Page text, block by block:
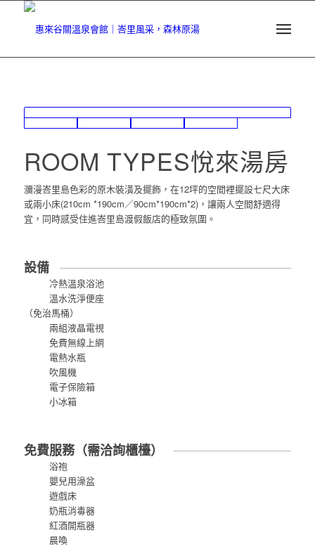
ROOM TYPES悅來湯房
瀰漫峇里島色彩的原木裝潢及擺飾，在12坪的空間裡擺設七尺大床
或兩小床(210cm *190cm／90cm*190cm*2)，讓兩人空間舒適得
宜，同時感受住進峇里島渡假飯店的極致氛圍。
設備
冷熱溫泉浴池
溫水洗淨便座
（免治馬桶）
兩組液晶電視
免費無線上網
電熱水瓶
吹風機
電子保險箱
小冰箱
免費服務（需洽詢櫃檯）
浴袍
嬰兒用澡盆
遊戲床
奶瓶消毒器
紅酒開瓶器
晨喚